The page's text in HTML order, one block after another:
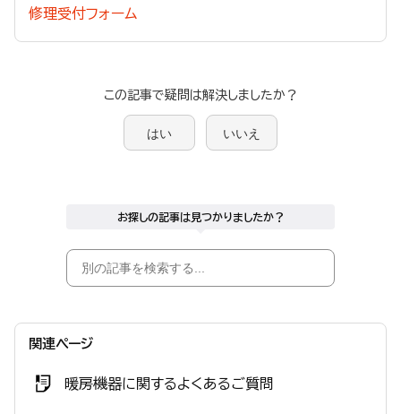
修理受付フォーム
この記事で疑問は解決しましたか？
はい いいえ
お探しの記事は見つかりましたか？
関連ページ
暖房機器に関するよくあるご質問